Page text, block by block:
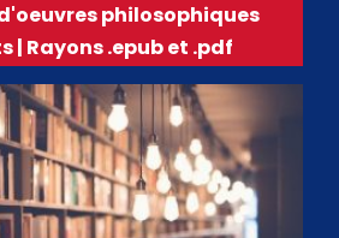
philosophiques
| Rayons .epub et .pdf